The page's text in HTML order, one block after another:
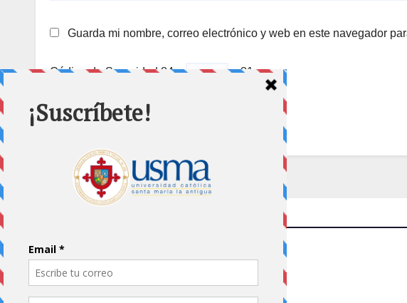
Guarda mi nombre, correo electrónico y web en este navegador
Código de Seguridad 84 − = 81